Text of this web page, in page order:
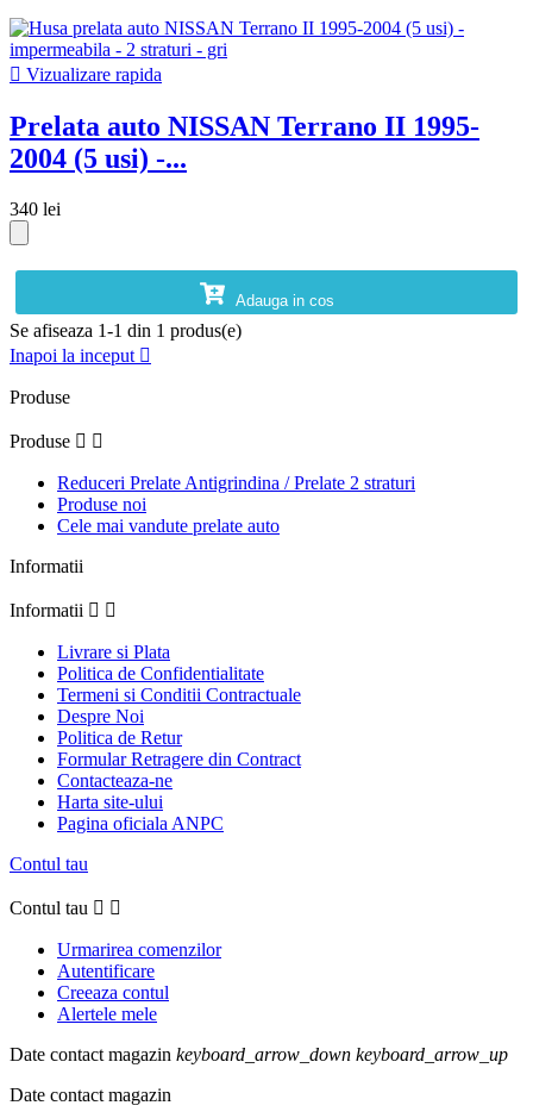
 Vizualizare rapida
Prelata auto NISSAN Terrano II 1995-
2004 (5 usi) -...
340 lei
Adauga in cos
Se afiseaza 1-1 din 1 produs(e)
Inapoi la inceput 
Produse
Produse  
Reduceri Prelate Antigrindina / Prelate 2 straturi
Produse noi
Cele mai vandute prelate auto
Informatii
Informatii  
Livrare si Plata
Politica de Confidentialitate
Termeni si Conditii Contractuale
Despre Noi
Politica de Retur
Formular Retragere din Contract
Contacteaza-ne
Harta site-ului
Pagina oficiala ANPC
Contul tau
Contul tau  
Urmarirea comenzilor
Autentificare
Creeaza contul
Alertele mele
Date contact magazin keyboard_arrow_down keyboard_arrow_up
Date contact magazin